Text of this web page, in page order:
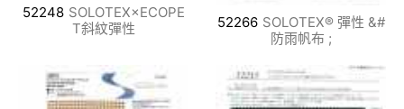
52248 SOLOTEX×ECOPE
T斜紋彈性
52266 SOLOTEX® 彈性 &#
防雨帆布 ;